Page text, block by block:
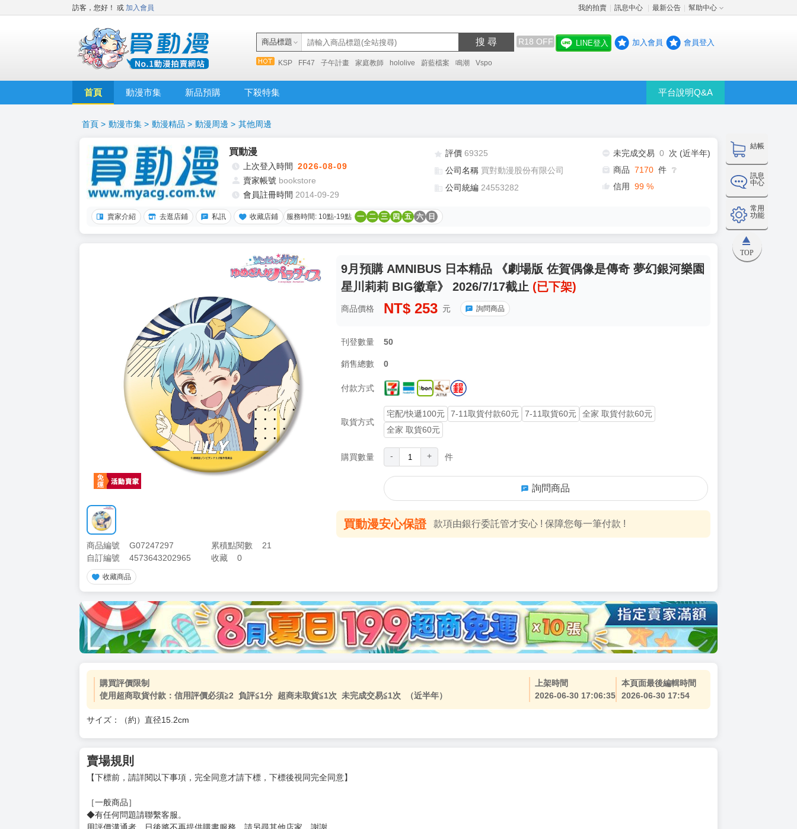
訪客，您好！ 或 加入會員 我的拍賣 訊息中心 最新公告 幫助中心
商品標題 搜 尋 R18 OFF
KSP FF47 子午計畫 家庭教師 hololive 蔚藍檔案 鳴潮 Vspo
LINE登入 加入會員 會員登入
首頁 動漫市集 新品預購 下殺特集 平台說明Q&A
結帳
訊息
中心
常用
功能
TOP
首頁 > 動漫市集 > 動漫精品 > 動漫周邊 > 其他周邊
買動漫
上次登入時間 2026-08-09
賣家帳號 bookstore
會員註冊時間 2014-09-29
評價 69325
公司名稱 買對動漫股份有限公司
公司統編 24553282
未完成交易 0
次 (近半年)
商品 7170 件 ❔
信用 99 %
賣家介紹 去逛店鋪 私訊 收藏店鋪 服務時間: 10點-19點 一 二 三 四 五 六 日
商品編號 G07247297 累積點閱數
21
自訂編號
4573643202965 收藏 0
收藏商品
9月預購 AMNIBUS 日本精品 《劇場版 佐賀偶像是傳奇 夢幻銀河樂園
星川莉莉 BIG徽章》 2026/7/17截止 (已下架)
商品價格 NT$ 253 元 詢問商品
刊登數量 50
銷售總數 0
付款方式
取貨方式
宅配/快遞100元 7-11取貨付款60元 7-11取貨60元
全家 取貨付款60元
全家 取貨60元
購買數量 - + 件
詢問商品
買動漫安心保證 款項由銀行委託管才安心 ! 保障您每一筆付款 !
購買評價限制
使用超商取貨付款：信用評價必須≧2 負評≦1分 超商未取貨≦1次 未完成交易≦1次 （近半年）
上架時間
2026-06-30 17:06:35
本頁面最後編輯時間
2026-06-30 17:54
サイズ：（約）直径15.2cm
賣場規則
【下標前，請詳閱以下事項，完全同意才請下標，下標後視同完全同意】
［一般商品］
◆有任何問題請聯繫客服。
用評價溝通者，日後將不再提供購書服務，請另尋其他店家，謝謝。